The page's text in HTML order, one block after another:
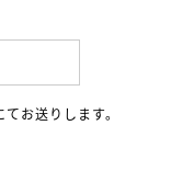
お送りします。